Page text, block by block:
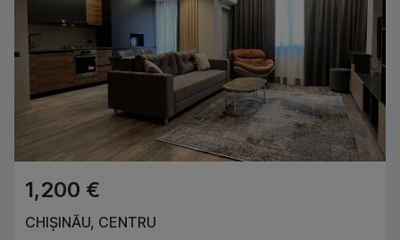
1,200 €
CHIȘINĂU, CENTRU